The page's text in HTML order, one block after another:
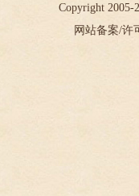
Copyright 2005-
网站备案/许